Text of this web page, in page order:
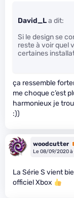
David_La dit:
Si le design se
reste à voir quel
certaines
ça ressemble
me choque c’est
harmonieux je
:))
woodcutter
Le 08/09/2020 à
La Série S vient
officiel Xbox